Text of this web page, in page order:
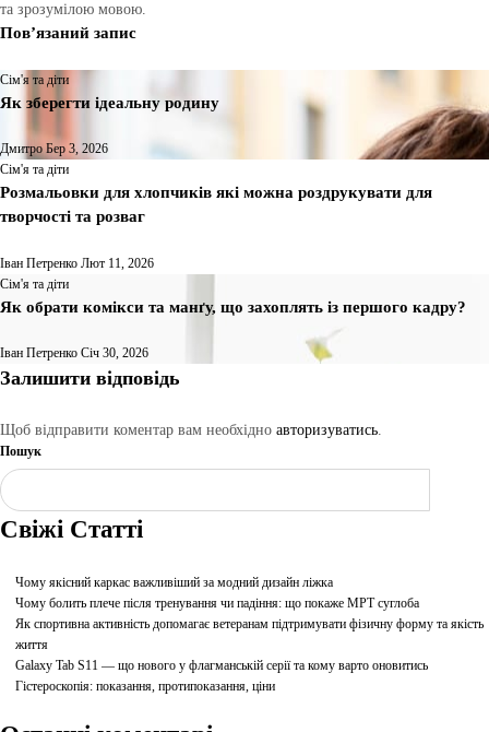
та зрозумілою мовою.
Пов’язаний запис
Сім'я та діти
Як зберегти ідеальну родину
ДмитроБер 3, 2026
Сім'я та діти
Розмальовки для хлопчиків які можна роздрукувати для
творчості та розваг
Іван Петренко Лют 11, 2026
Сім'я та діти
Як обрати комікси та манґу, що захоплять із першого кадру?
Іван Петренко Січ 30, 2026
Залишити відповідь
Щоб відправити коментар вам необхідно авторизуватись
Пошук
Свіжі Статті
Чому якісний каркас важливіший за модний дизайн ліжка
Чому болить плече після тренування чи падіння: що покаже МРТ суглоба
Як спортивна активність допомагає ветеранам підтримувати фізичну форму та якість
життя
Galaxy Tab S11 — що нового у флагманській серії та кому варто оновитись
Гістероскопія: показання, протипоказання, ціни